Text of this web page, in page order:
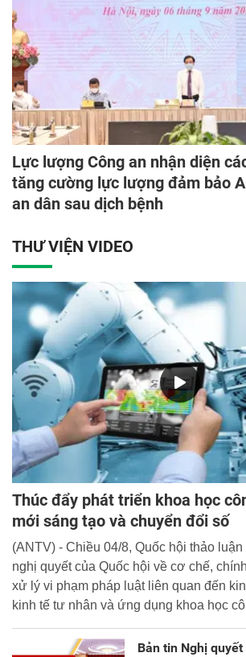
Lực lượng Công an nhận diện
tăng cường lực lượng đảm bảo
an dân sau dịch bệnh
THƯ VIỆN VIDEO
Thúc đẩy phát triển khoa học
mới sáng tạo và chuyển đổi số
(ANTV) - Chiều 04/8, Quốc hội thảo
nghị quyết của Quốc hội về cơ chế,
xử lý vi phạm pháp luật liên quan đến
kinh tế tư nhân và ứng dụng khoa học
sáng tạo và chuyển đổi số.
Bản tin Nghị